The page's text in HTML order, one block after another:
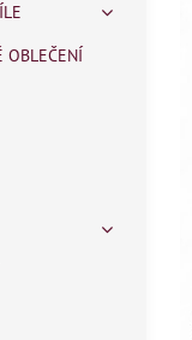
OBLEČENÍ